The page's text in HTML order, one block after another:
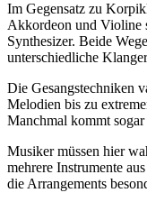
Im Gegensatz zu
Akkordeon und Violine
Synthesizer. Beide
unterschiedliche
Die Gesangstechniken
Melodien bis zu
Manchmal kommt
Musiker müssen hier
mehrere Instrumente
die Arrangements